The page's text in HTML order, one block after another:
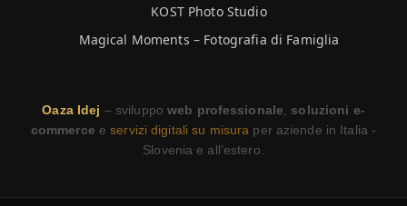
KOST Photo Studio
Magical Moments – Fotografia di Famiglia
Oaza Idej – sviluppoweb professionale, soluzioni e-
commerce eservizi digitali su misura per aziende in Italia -
Slovenia e all’estero.